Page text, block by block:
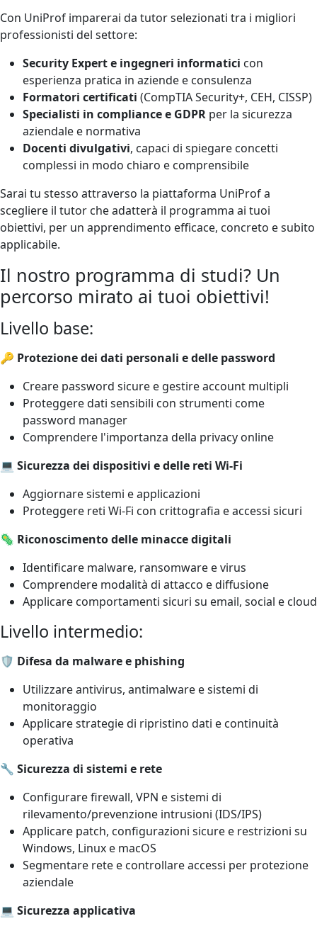
Con UniProf imparerai da tutor selezionati tra i migliori
professionisti del settore:
Security Expert e ingegneri informatici con
esperienza pratica in aziende e consulenza
Formatori certificati (CompTIA Security+, CEH, CISSP)
Specialisti in compliance e GDPR per la sicurezza
aziendale e normativa
Docenti divulgativi, capaci di spiegare concetti
complessi in modo chiaro e comprensibile
Sarai tu stesso attraverso la piattaforma UniProf a
scegliere il tutor che adatterà il programma ai tuoi
obiettivi, per un apprendimento efficace, concreto e subito
applicabile.
Il nostro programma di studi? Un
percorso mirato ai tuoi obiettivi!
Livello base:
🔑 Protezione dei dati personali e delle password
Creare password sicure e gestire account multipli
Proteggere dati sensibili con strumenti come
password manager
Comprendere l'importanza della privacy online
💻 Sicurezza dei dispositivi e delle reti Wi-Fi
Aggiornare sistemi e applicazioni
Proteggere reti Wi-Fi con crittografia e accessi sicuri
🦠 Riconoscimento delle minacce digitali
Identificare malware, ransomware e virus
Comprendere modalità di attacco e diffusione
Applicare comportamenti sicuri su email, social e cloud
Livello intermedio:
🛡️ Difesa da malware e phishing
Utilizzare antivirus, antimalware e sistemi di
monitoraggio
Applicare strategie di ripristino dati e continuità
operativa
🔧 Sicurezza di sistemi e rete
Configurare firewall, VPN e sistemi di
rilevamento/prevenzione intrusioni (IDS/IPS)
Applicare patch, configurazioni sicure e restrizioni su
Windows, Linux e macOS
Segmentare rete e controllare accessi per protezione
aziendale
💻 Sicurezza applicativa